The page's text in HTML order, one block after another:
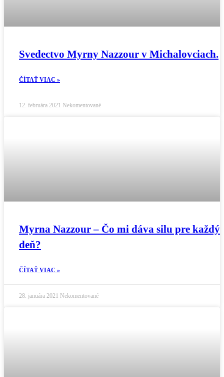
Svedectvo Myrny Nazzour v Michalovciach.
ČÍTAŤ VIAC »
12. februára 2021 Nekomentované
Myrna Nazzour – Čo mi dáva silu pre každý
deň?
ČÍTAŤ VIAC »
28. januára 2021 Nekomentované